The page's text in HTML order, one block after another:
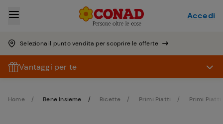
Seleziona il punto vendita per scoprire le offerte
Accedi
Vantaggi per te
Home Bene Insieme Ricette Primi Piatti Primi Piatti